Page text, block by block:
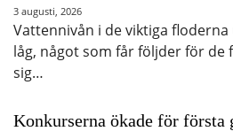
3 augusti, 2026
Vattennivån i de viktiga
låg, något som får följder för de
sig…
Konkurserna ökade för första